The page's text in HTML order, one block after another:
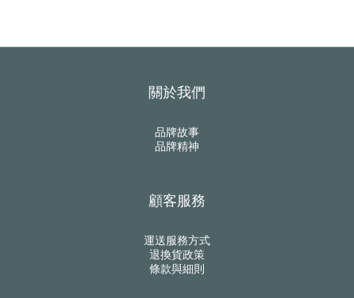
關於我們
品牌故事
品牌精神
顧客服務
運送服務方式
退換貨政策
條款與細則